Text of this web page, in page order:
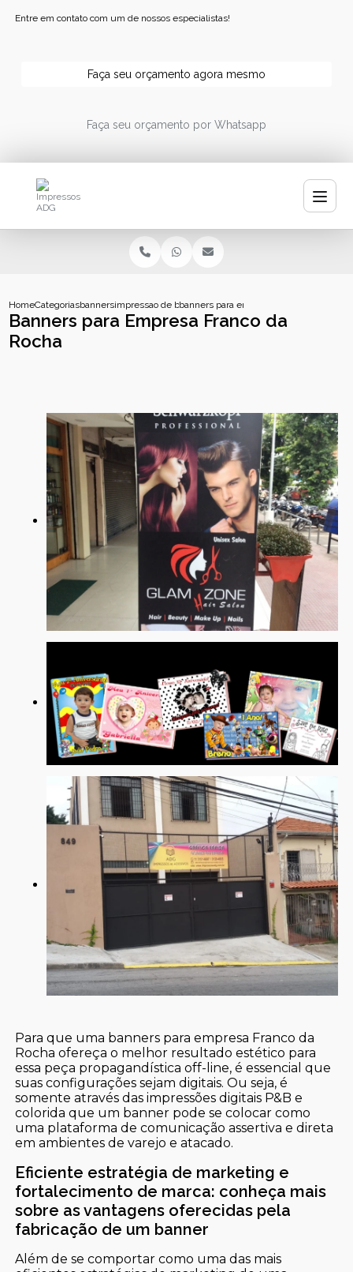
Entre em contato com um de nossos especialistas!
Faça seu orçamento agora mesmo
Faça seu orçamento por Whatsapp
HomeCategoriasbannersimpressao de bannerbanners para empresa franco da rocha
Banners para Empresa Franco da
Rocha
Para que uma banners para empresa Franco da
Rocha ofereça o melhor resultado estético para
essa peça propagandística off-line, é essencial que
suas configurações sejam digitais. Ou seja, é
somente através das impressões digitais P&B e
colorida que um banner pode se colocar como
uma plataforma de comunicação assertiva e direta
em ambientes de varejo e atacado.
Eficiente estratégia de marketing e
fortalecimento de marca: conheça mais
sobre as vantagens oferecidas pela
fabricação de um banner
Além de se comportar como uma das mais